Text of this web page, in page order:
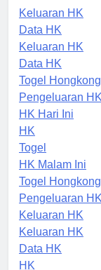
Keluaran HK
Data HK
Keluaran HK
Data HK
Togel Hongkong
Pengeluaran HK
HK Hari Ini
HK
Togel
HK Malam Ini
Togel Hongkong
Pengeluaran HK
Keluaran HK
Keluaran HK
Data HK